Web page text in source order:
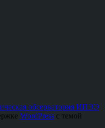
обсерватория ИПЭЭ
WordPress с темой